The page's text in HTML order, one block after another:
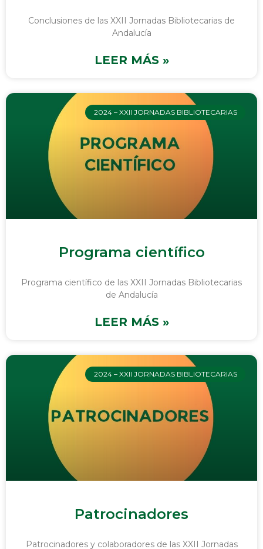
Conclusiones de las XXII Jornadas Bibliotecarias de
Andalucía
LEER MÁS »
2024 – XXII JORNADAS BIBLIOTECARIAS
Programa científico
Programa científico de las XXII Jornadas Bibliotecarias
de Andalucía
LEER MÁS »
2024 – XXII JORNADAS BIBLIOTECARIAS
Patrocinadores
Patrocinadores y colaboradores de las XXII Jornadas